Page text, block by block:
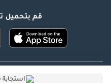
قم بتحميل
Dubicars.com @ 2026. جميع الحقوق محفوظة.